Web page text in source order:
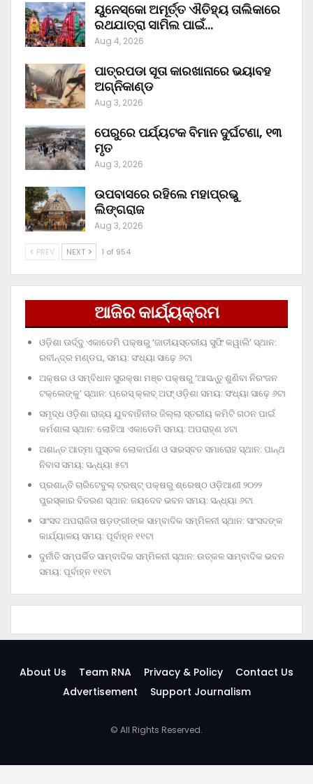
ୟୁନେସ୍କୋ ଅମୂର୍ତ୍ତ ଐତିହ୍ୟ ତାଲିକାରେ
ରଥଯାତ୍ରା ସାମିଲ ପାଇଁ…
Aug 4, 2026
ପାତ୍ରପଡା ସୂତା କାରଖାନାରେ ଭୟାବହ
ଅଗ୍ନିକାଣ୍ଡ
Aug 3, 2026
ପେରୁରେ ପର୍ଯ୍ୟଟକ ବିମାନ ଦୁର୍ଘଟଣା, ୧୩
ମୃତ
Aug 3, 2026
ଉପବାସରେ ରହିଲେ ମହାପ୍ରଭୁ
ଲିଙ୍ଗରାଜ
Aug 3, 2026
PREV NEXT 1 of 954
ଆଜିର କାର୍ଯ୍ୟକ୍ରମ
ଓଡ଼ିଶା ଊର୍ଦ୍ଦୁ ଏକାଡେମି ପକ୍ଷରୁ ‘ଜାତୀୟସ୍ତରୀୟ ସୁଫି କୱାଲି’ ସ୍ଥାନ:
ରବୀନ୍ଦ୍ର ମଣ୍ଡପ, ସମୟ: ସଂଧ୍ୟା ସାଢ଼େ ୬ଟା
ଅକ୍ଷର ଓ ସମ୍ବିଧାନ ସୁରକ୍ଷା ମଞ୍ଚ ପକ୍ଷରୁ ‘ଆସନ୍ତୁ ଶୁଣିବା ନିରଂଜନ
ଟକ୍‌ଲେଙ୍କୁ’ ସ୍ଥାନ: ପ୍ରେସ୍‌ କ୍ଲବ୍‌ ଅଫ୍‌ ଓଡ଼ିଶା ସମୟ: ସଂଧ୍ୟା ସାଢ଼େ ୬ଟା
ସମୃଦ୍ଧ ଓଡ଼ିଶା ରାଜ୍ୟ ଯୁବବାହିନୀର ଜିଲ୍ଲା ସ୍ତରୀୟ କମିଟି ଗଠନ ପାଇଁ
କର୍ମଶାଳା ସ୍ଥାନ: ଲୋହିଆ ଏକାଡେମି ସମୟ: ଅପରାହ୍‌ଣ ୪ଟା
ଅଶାନ୍ତ ଆତ୍ମା ପୁସ୍ତକ ଲୋକାର୍ପଣ ଓ ସାରସ୍ବତ ସମାରୋହ ସ୍ଥାନ: ପାନ୍ଥ
ନିବାସ ସମୟ: ସନ୍ଧ୍ୟା ୫ଟା
ପ୍ରଶାନ୍ତି ଚାରିଟେବୁଲ୍‌ ଟ୍ରଷ୍ଟ୍‌ ପକ୍ଷରୁ ଶ୍ରେଷ୍ଠ ଓଡ଼ିଆଣୀ ୨୦୨୨
ପୁରସ୍କାର ବିତରଣ ସ୍ଥାନ: ଜୟଦେବ ଭବନ ସମୟ: ସନ୍ଧ୍ୟା ୬ଟା
ସାଂସଦ ଅପରାଜିତା ଷଡ଼ଙ୍ଗୀଙ୍କ ସାମ୍ବାଦିକ ସମ୍ମିଳନୀ ସ୍ଥାନ: ସାଂସଦଙ୍କ
କାର୍ଯ୍ୟାଳୟ ସମୟ: ପୂର୍ବାହ୍ନ ୧୧ଟା
ଦୁର୍ନୀତି ସମ୍ପର୍କିତ ସାମ୍ବାଦିକ ସମ୍ମିଳନୀ ସ୍ଥାନ: ଉତ୍କଳ ସାମ୍ବାଦିକ ଭବନ
ସମୟ: ପୂର୍ବାହ୍ନ ୧୧ଟା
About Us Team RNA Privacy & Policy
Contact Us
Advertisement
Support Journalism
© All Rights Reserved.